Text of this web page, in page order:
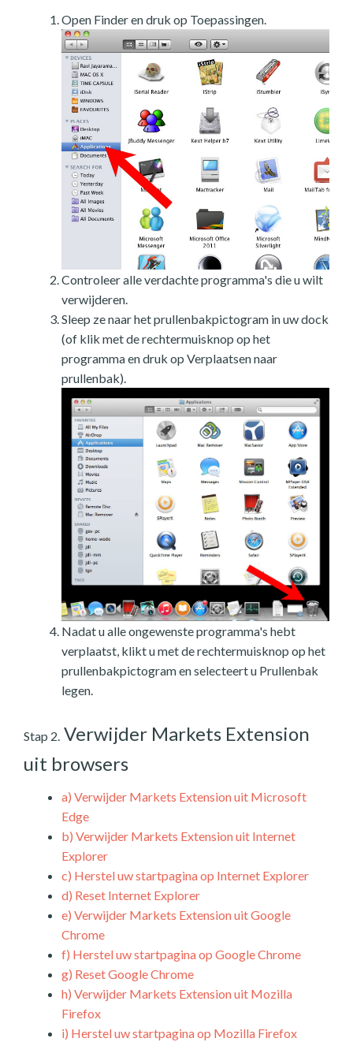
Open Finder en druk op Toepassingen.
Controleer alle verdachte programma's die u wilt
verwijderen.
Sleep ze naar het prullenbakpictogram in uw dock
(of klik met de rechtermuisknop op het
programma en druk op Verplaatsen naar
prullenbak).
Nadat u alle ongewenste programma's hebt
verplaatst, klikt u met de rechtermuisknop op het
prullenbakpictogram en selecteert u Prullenbak
legen.
Stap 2. Verwijder Markets Extension
uit browsers
a) Verwijder Markets Extension uit Microsoft
Edge
b) Verwijder Markets Extension uit Internet
Explorer
c) Herstel uw startpagina op Internet Explorer
d) Reset Internet Explorer
e) Verwijder Markets Extension uit Google
Chrome
f) Herstel uw startpagina op Google Chrome
g) Reset Google Chrome
h) Verwijder Markets Extension uit Mozilla
Firefox
i) Herstel uw startpagina op Mozilla Firefox